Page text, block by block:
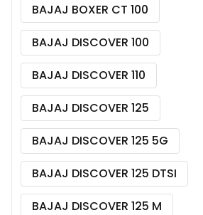
BAJAJ BOXER CT 100
BAJAJ DISCOVER 100
BAJAJ DISCOVER 110
BAJAJ DISCOVER 125
BAJAJ DISCOVER 125 5G
BAJAJ DISCOVER 125 DTSI
BAJAJ DISCOVER 125 M